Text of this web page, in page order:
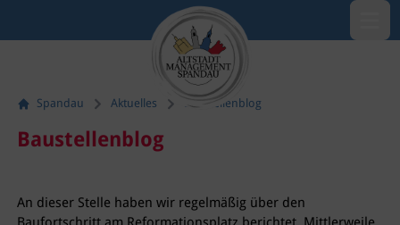
Spandau Aktuelles Baustellenblog
Baustellenblog
An dieser Stelle haben wir regelmäßig über den